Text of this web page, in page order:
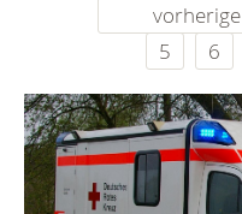
vorherige
5
6